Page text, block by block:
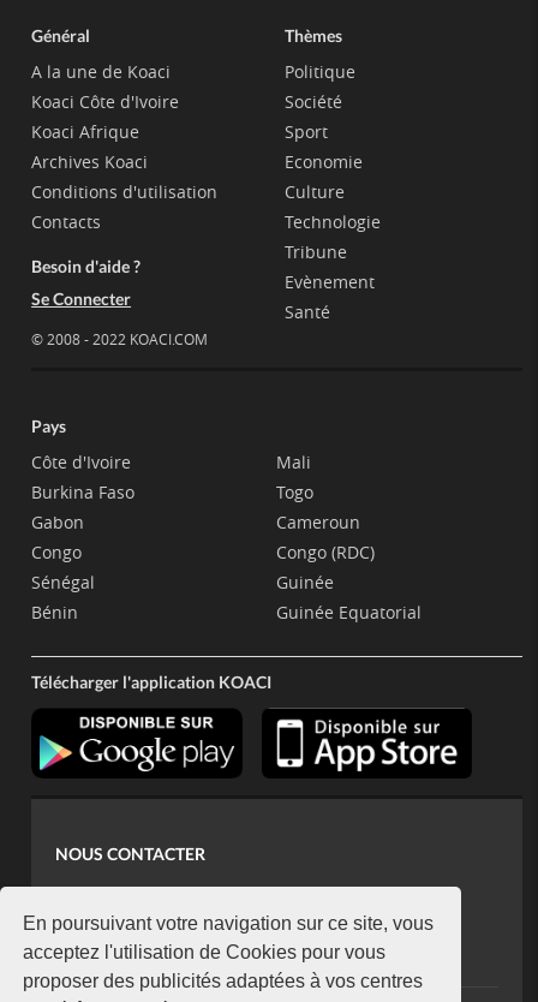
En poursuivant votre navigation sur ce site, vous
acceptez l'utilisation de Cookies pour vous
proposer des publicités adaptées à vos centres
Général
A la une de Koaci
Koaci Côte d'Ivoire
Koaci Afrique
Archives Koaci
Conditions d'utilisation
Contacts
Besoin d'aide ?
Se Connecter
© 2008 - 2022 KOACI.COM
Thèmes
Politique
Société
Sport
Economie
Culture
Technologie
Tribune
Evènement
Santé
Pays
Côte d'Ivoire
Burkina Faso
Gabon
Congo
Sénégal
Bénin
Mali
Togo
Cameroun
Congo (RDC)
Guinée
Guinée Equatorial
Télécharger l'application KOACI
NOUS CONTACTER
koaci@yahoo.fr
+225 07 08 85 52 93